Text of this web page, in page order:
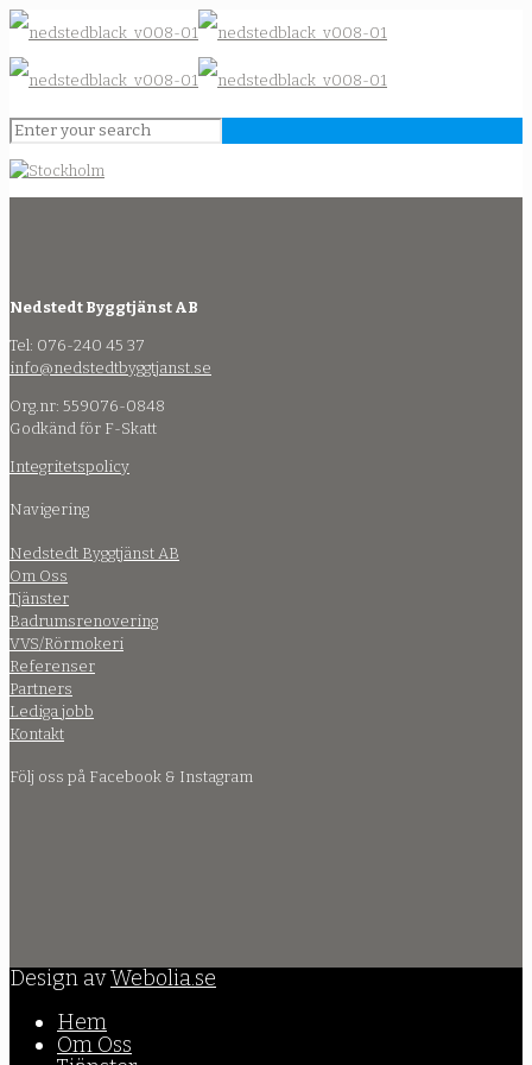
Nedstedt Byggtjänst AB
Tel: 076-240 45 37
info@nedstedtbyggtjanst.se
Org.nr: 559076-0848
Godkänd för F-Skatt
Integritetspolicy
Navigering
Nedstedt Byggtjänst AB
Om Oss
Tjänster
Badrumsrenovering
VVS/Rörmokeri
Referenser
Partners
Lediga jobb
Kontakt
Följ oss på Facebook & Instagram
Design avWebolia.se
Hem
Om Oss